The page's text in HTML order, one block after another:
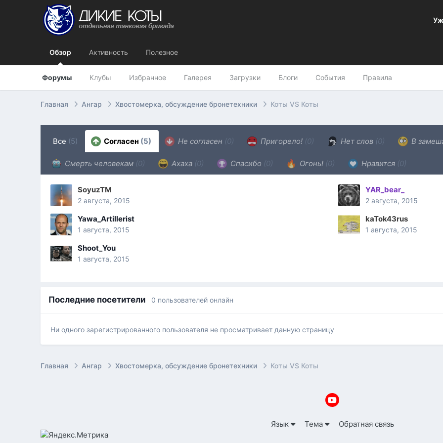
Обзор
Форумы Клубы Избранное Галерея Загрузки Блоги События Правила
Активность Полезное
Главная Ангар Хвостомерка, обсуждение бронетехники Коты VS Коты
Все (5) Согласен (5) Не согласен (0) Пригорело! (0) Нет слов (0) В
Смерть человекам (0) Ахаха (0) Спасибо (0) Огонь! (0) Нравится (0)
SoyuzTM
2 августа, 2015
YAR_bear_
2 августа, 2015
Yawa_Artillerist
1 августа, 2015
kaTok43rus
1 августа, 2015
Shoot_You
1 августа, 2015
Последние посетители 0 пользователей онлайн
Ни одного зарегистрированного пользователя не просматривает данную страницу
Главная Ангар Хвостомерка, обсуждение бронетехники Коты VS Коты
Язык Тема Обратная связь